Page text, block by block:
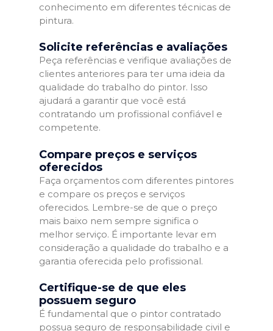
conhecimento em diferentes técnicas de
pintura.
Solicite referências e avaliações
Peça referências e verifique avaliações de
clientes anteriores para ter uma ideia da
qualidade do trabalho do pintor. Isso
ajudará a garantir que você está
contratando um profissional confiável e
competente.
Compare preços e serviços
oferecidos
Faça orçamentos com diferentes pintores
e compare os preços e serviços
oferecidos. Lembre-se de que o preço
mais baixo nem sempre significa o
melhor serviço. É importante levar em
consideração a qualidade do trabalho e a
garantia oferecida pelo profissional.
Certifique-se de que eles
possuem seguro
É fundamental que o pintor contratado
possua seguro de responsabilidade civil e